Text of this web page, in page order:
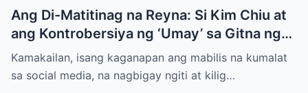
Ang Di-Matitinag na Reyna: Si Kim Chiu at
ang Kontrobersiya ng ‘Umay’ sa Gitna ng
Kanyang Sobrang Kasikatan at
Pagmamahal ni Paulo Abellana
Kamakailan, isang kaganapan ang mabilis na kumalat
sa social media, na nagbigay ngiti at kilig…